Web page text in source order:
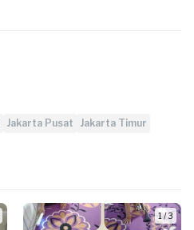
Jakarta Pusat
Jakarta Timur
1 / 3